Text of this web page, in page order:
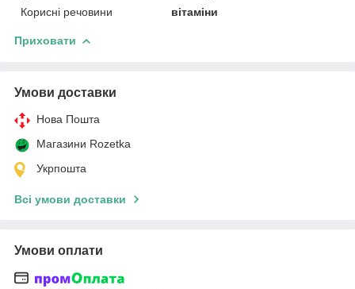
Корисні речовини
вітаміни
Приховати
Умови доставки
Нова Пошта
Магазини Rozetka
Укрпошта
Всі умови доставки
Умови оплати